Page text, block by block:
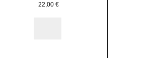
22,00€